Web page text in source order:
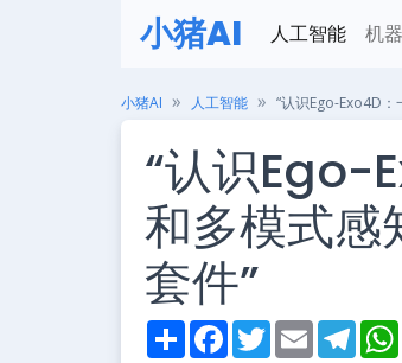
小猪AI 人工智能 机
小猪AI 人工智能 “认识Ego-Exo4D
“认识Ego-
和多模式感
套件”
S
h
F
a
T
w
E
m
T
e